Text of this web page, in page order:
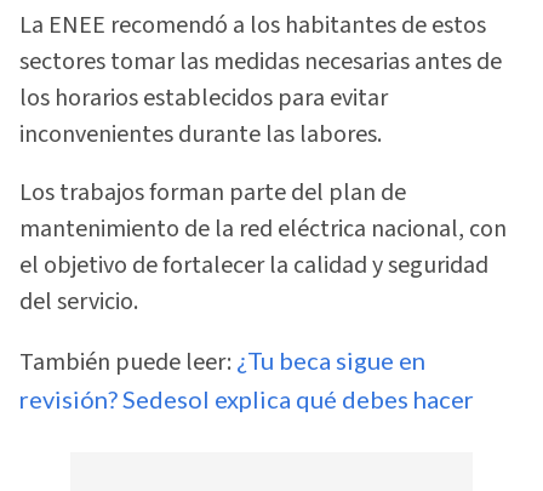
La ENEE recomendó a los habitantes de estos
sectores tomar las medidas necesarias antes de
los horarios establecidos para evitar
inconvenientes durante las labores.
Los trabajos forman parte del plan de
mantenimiento de la red eléctrica nacional, con
el objetivo de fortalecer la calidad y seguridad
del servicio.
También puede leer: ¿Tu beca sigue en
revisión? Sedesol explica qué debes hacer